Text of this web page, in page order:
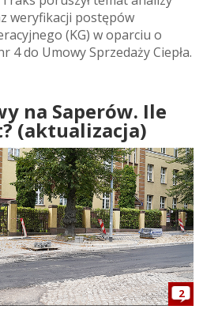
weryfikacji postępów
(KG) w oparciu o
4 do Umowy Sprzedaży Ciepła.
na Saperów. Ile
(aktualizacja)
2